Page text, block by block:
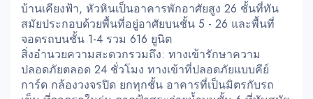
บ้านเคียงฟ้า, หัวหินเป็นอาคารพักอาศัยสูง 26 ชั้นที่ทัน
สมัยประกอบด้วยพื้นที่อยู่อาศัยบนชั้น 5 - 26 และพื้นที่
จอดรถบนชั้น 1-4 รวม 616 ยูนิต
สิ่งอำนวยความสะดวกรวมถึง: ทางเข้ารักษาความ
ปลอดภัยตลอด 24 ชั่วโมง ทางเข้าที่ปลอดภัยแบบคีย์
การ์ด กล้องวงจรปิด ยกทุกชั้น อาคารที่เป็นมิตรกับรถ